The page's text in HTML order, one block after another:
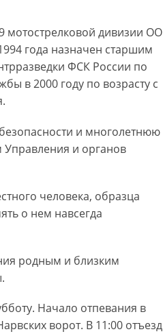
мотострелковой дивизии ОО
года назначен старшим
ФСК России по
в 2000 году по возрасту с
и многолетнюю
и органов
человека, образца
о нем навсегда
родным и близким
Начало отпевания в
ворот. В 11:00 отъезд